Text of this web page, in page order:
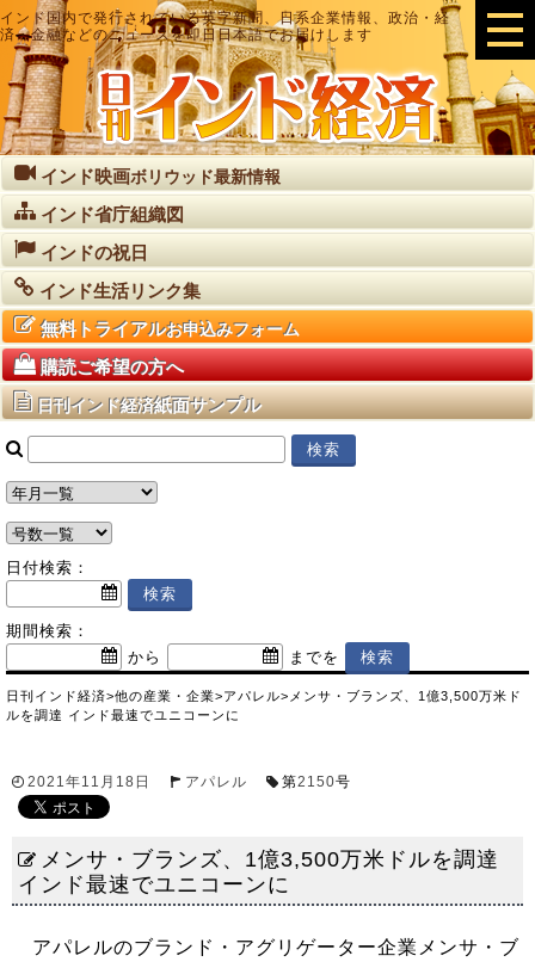
インド国内で発行されている英字新聞、日系企業情報、政治・経
済・金融などのニュースを即日日本語でお届けします
インド映画ボリウッド最新情報
インド省庁組織図
インドの祝日
インド生活リンク集
無料トライアルお申込みフォーム
購読ご希望の方へ
日刊インド経済紙面サンプル
日付検索：
期間検索：
から
までを
日刊インド経済>他の産業・企業>アパレル> メンサ・ブランズ、1億3,500万米ド
ルを調達 インド最速でユニコーンに
2021年11月18日 アパレル 第2150号
メンサ・ブランズ、1億3,500万米ドルを調達
インド最速でユニコーンに
アパレルのブランド・アグリゲーター企業メンサ・ブ